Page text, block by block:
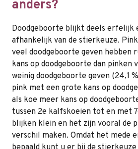
anders?
Doodgeboorte blijkt deels erfelijk
afhankelijk van de stierkeuze.
veel doodgeboorte geven hebben
kans op doodgeboorte dan pinken
weinig doodgeboorte geven (24,1
pink met een grote kans op
als koe meer kans op
tussen 2e kalfskoeien tot en met
blijken klein en het zijn vooral de
verschil maken. Omdat het mede